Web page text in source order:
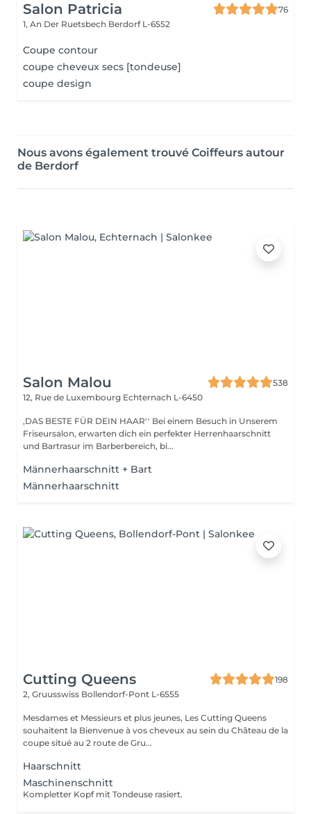
Salon Patricia
76
1, An Der Ruetsbech Berdorf L-6552
Coupe contour
coupe cheveux secs [tondeuse]
coupe design
Nous avons également trouvé Coiffeurs autour
de Berdorf
Salon Malou
538
12, Rue de Luxembourg Echternach L-6450
,DAS BESTE FÜR DEIN HAAR'' Bei einem Besuch in Unserem
Friseursalon, erwarten dich ein perfekter Herrenhaarschnitt
und Bartrasur im Barberbereich, bi...
Männerhaarschnitt + Bart
Männerhaarschnitt
Cutting Queens
198
2, Gruusswiss Bollendorf-Pont L-6555
Mesdames et Messieurs et plus jeunes, Les Cutting Queens
souhaitent la Bienvenue à vos cheveux au sein du Château de la
coupe situé au 2 route de Gru...
Haarschnitt
Maschinenschnitt
Kompletter Kopf mit Tondeuse rasiert.